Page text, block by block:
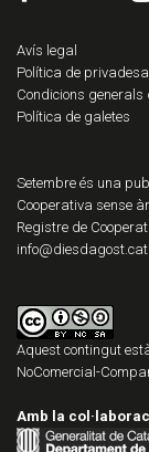
Avís legal
Política de privadesa
Condicions
Política de galetes
Setembre és una
Cooperativa sense
Registre de
info@diesdagost.cat
Aquest contingut
NoComercial-
Amb la